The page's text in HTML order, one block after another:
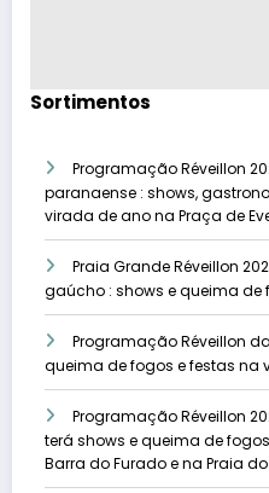
Sortimentos
Programação Réveillon
paranaense : shows,
virada de ano na Praça de
Praia Grande Réveillon
gaúcho : shows e queima
Programação Réveillon
queima de fogos e festas na
Programação Réveillon
terá shows e queima de
Barra do Furado e na Praia